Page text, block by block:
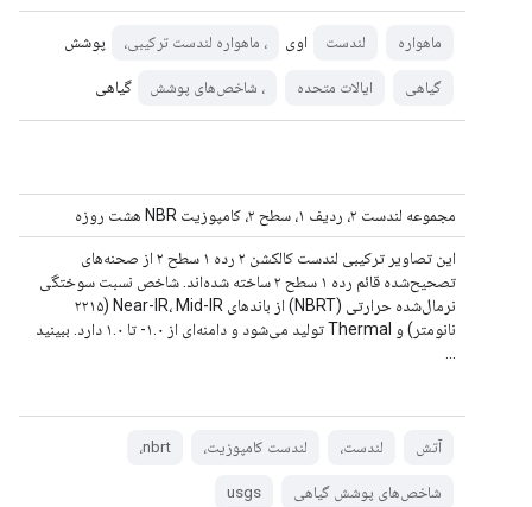
ماهواره لندست اوی ، ماهواره لندست ترکیبی، پوشش
گیاهی ایالات متحده ، شاخص‌های پوشش گیاهی
مجموعه لندست ۲، ردیف ۱، سطح ۲، کامپوزیت NBR هشت روزه
این تصاویر ترکیبی لندست کالکشن ۲ رده ۱ سطح ۲ از صحنه‌های
تصحیح‌شده قائم رده ۱ سطح ۲ ساخته شده‌اند. شاخص نسبت سوختگی
نرمال‌شده حرارتی (NBRT) از باندهای Near-IR، Mid-IR (۲۲۱۵
نانومتر) و Thermal تولید می‌شود و دامنه‌ای از ۱.۰- تا ۱.۰ دارد. ببینید
آتش لندست، لندست کامپوزیت، nbrt،
شاخص‌های پوشش گیاهی usgs